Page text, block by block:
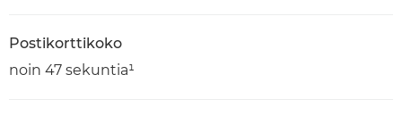
Postikorttikoko
noin 47 sekuntia¹